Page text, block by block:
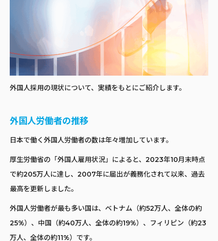
外国人採用の現状について、実績をもとにご紹介します。
外国人労働者の推移
日本で働く外国人労働者の数は年々増加しています。
厚生労働省の「外国人雇用状況」によると、2023年10月末時点
で約205万人に達し、2007年に届出が義務化されて以来、過去
最高を更新しました。
外国人労働者が最も多い国は、ベトナム（約52万人、全体の約
25%）、中国（約40万人、全体の約19%）、フィリピン（約23
万人、全体の約11%）です。